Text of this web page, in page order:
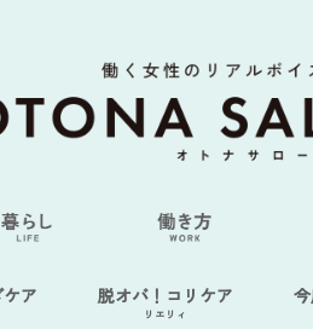
ア 脱オバ！コリケア
リエリィ